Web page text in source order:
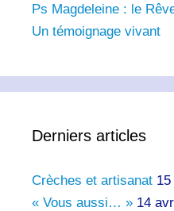
Ps Magdeleine : le
Un témoignage vivant
Derniers articles
Crèches et artisanat
« Vous aussi… » 14